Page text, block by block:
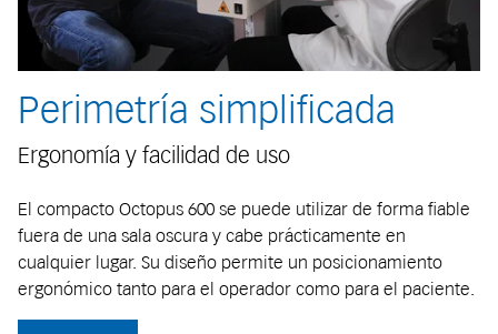
Perimetría simplificada
Ergonomía y facilidad de uso
El compacto Octopus 600 se puede utilizar de forma fiable
fuera de una sala oscura y cabe prácticamente en
cualquier lugar. Su diseño permite un posicionamiento
ergonómico tanto para el operador como para el paciente.